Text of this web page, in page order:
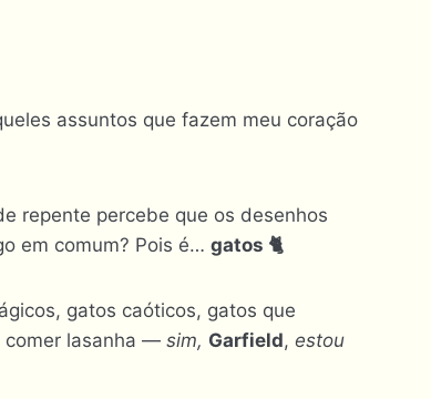
assuntos que fazem meu coração
repente percebe que os desenhos
em comum? Pois é… gatos 🐈
gatos caóticos, gatos que
comer lasanha — sim, Garfield, estou